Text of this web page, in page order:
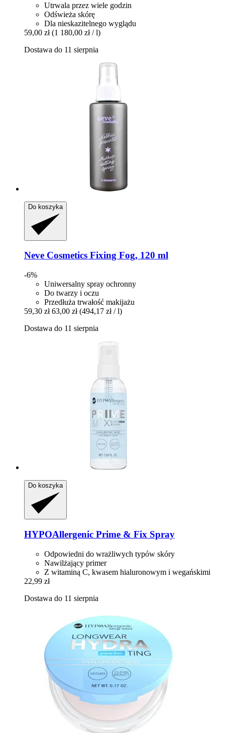
Utrwala przez wiele godzin
Odświeża skórę
Dla nieskazitelnego wyglądu
59,00 zł (1 180,00 zł / l)
Dostawa do 11 sierpnia
Do koszyka
Neve Cosmetics Fixing Fog, 120 ml
-6%
Uniwersalny spray ochronny
Do twarzy i oczu
Przedłuża trwałość makijażu
59,30 zł 63,00 zł (494,17 zł / l)
Dostawa do 11 sierpnia
Do koszyka
HYPOAllergenic Prime & Fix Spray
Odpowiedni do wrażliwych typów skóry
Nawilżający primer
Z witaminą C, kwasem hialuronowym i wegańskimi
22,99 zł
Dostawa do 11 sierpnia